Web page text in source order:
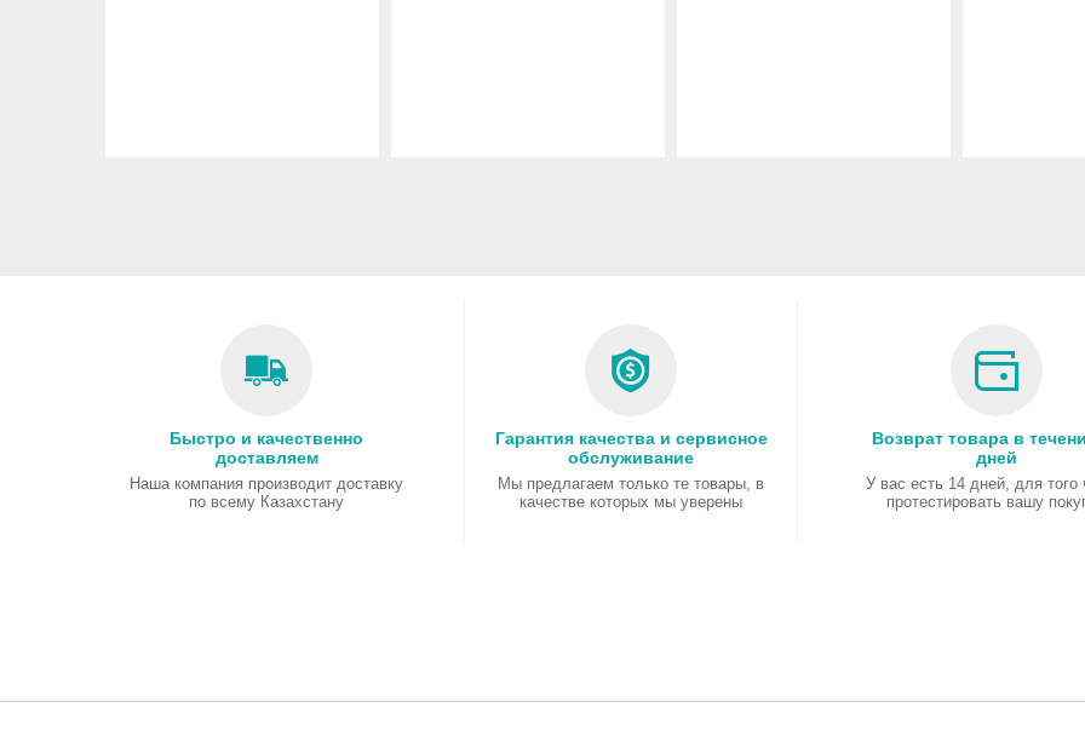
Быстро и качественно
доставляем
Наша компания производит доставку
по всему Казахстану
Гарантия качества и сервисное
обслуживание
Мы предлагаем только те товары, в
качестве которых мы уверены
Возврат товара в
дней
У вас есть 14 дней, для того
протестировать вашу